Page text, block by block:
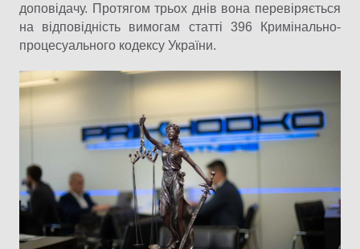
доповідачу. Протягом трьох днів вона перевіряється
на відповідність вимогам статті 396 Кримінально-
процесуального кодексу України.